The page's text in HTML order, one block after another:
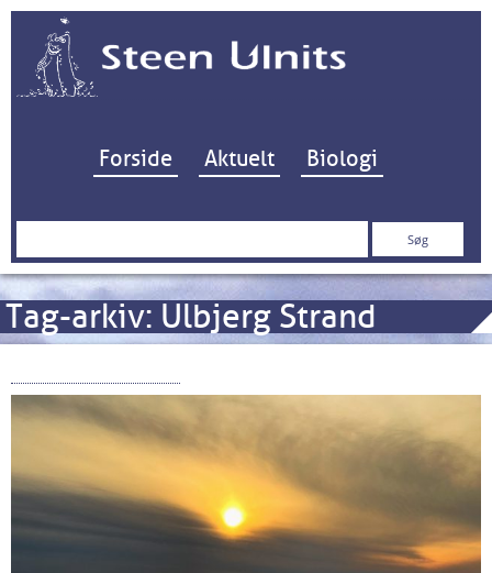
Hop til indhold
Forside Aktuelt Biologi
Søg
Tag-arkiv: Ulbjerg Strand